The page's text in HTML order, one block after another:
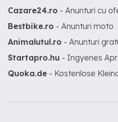
Cazare24.ro - Anunturi cu
Bestbike.ro - Anunturi moto
Animalutul.ro - Anunturi
Startapro.hu - Ingyenes
Quoka.de - Kostenlose